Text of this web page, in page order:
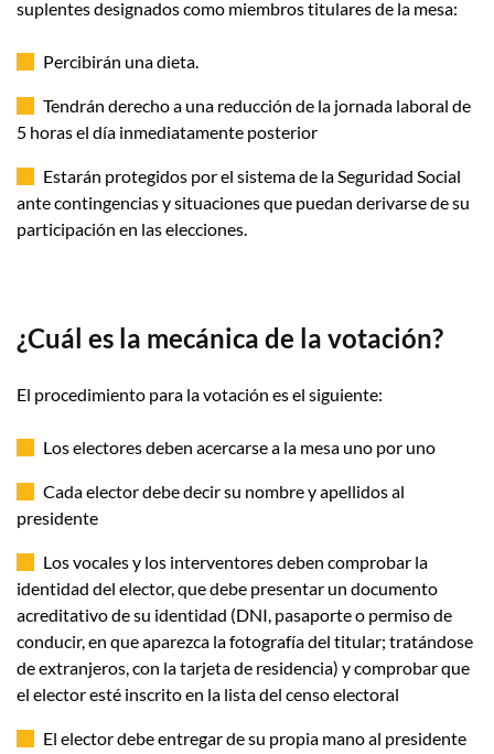
suplentes designados como miembros titulares de la mesa:
Percibirán una dieta.
Tendrán derecho a una reducción de la jornada laboral de
5 horas el día inmediatamente posterior
Estarán protegidos por el sistema de la Seguridad Social
ante contingencias y situaciones que puedan derivarse de su
participación en las elecciones.
¿Cuál es la mecánica de la votación?
El procedimiento para la votación es el siguiente:
Los electores deben acercarse a la mesa uno por uno
Cada elector debe decir su nombre y apellidos al
presidente
Los vocales y los interventores deben comprobar la
identidad del elector, que debe presentar un documento
acreditativo de su identidad (DNI, pasaporte o permiso de
conducir, en que aparezca la fotografía del titular; tratándose
de extranjeros, con la tarjeta de residencia) y comprobar que
el elector esté inscrito en la lista del censo electoral
El elector debe entregar de su propia mano al presidente